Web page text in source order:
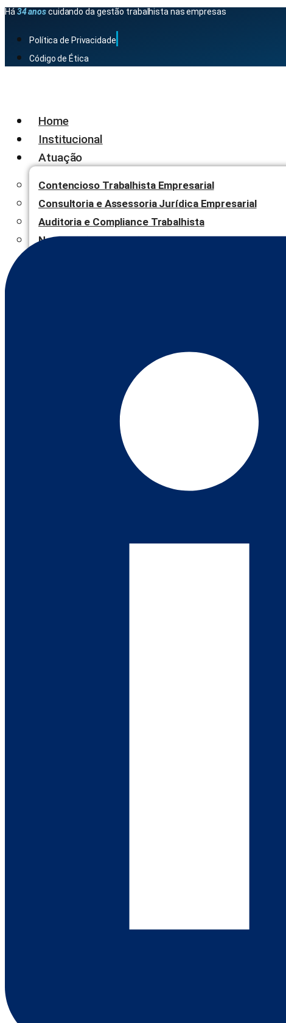
Há 34 anoscuidando da gestão trabalhista nas empresas
Política de Privacidade
Código de Ética
Home
Institucional
Atuação
Contencioso Trabalhista Empresarial
Consultoria e Assessoria Jurídica Empresarial
Auditoria e Compliance Trabalhista
Negociação, Mediação e Arbitragem